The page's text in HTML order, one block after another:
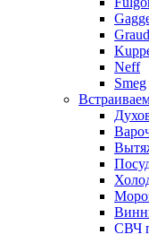
Neff
Smeg
СВЧ